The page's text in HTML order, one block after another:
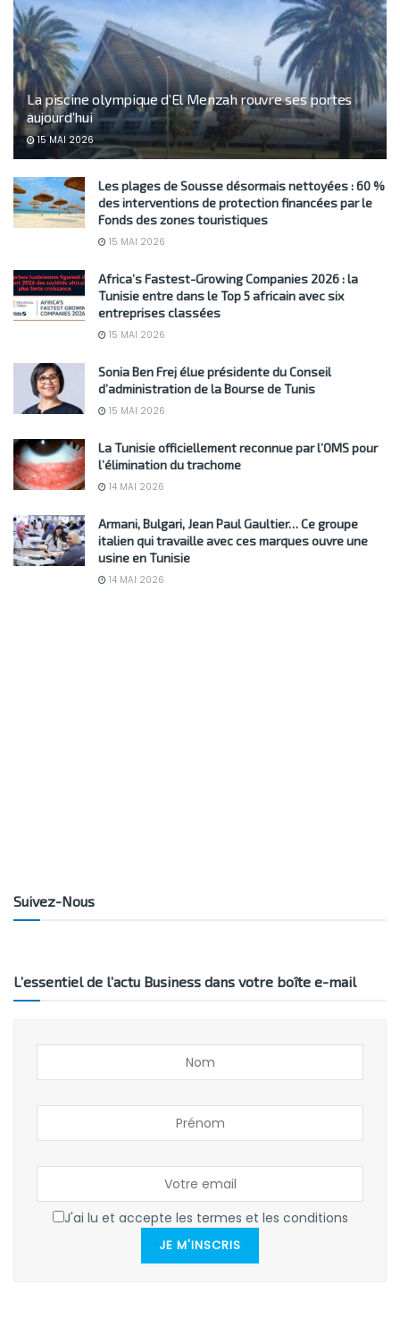
La piscine olympique d’El Menzah rouvre ses portes
aujourd’hui
15 MAI 2026
Les plages de Sousse désormais nettoyées : 60 %
des interventions de protection financées par le
Fonds des zones touristiques
15 MAI 2026
Africa’s Fastest-Growing Companies 2026 : la
Tunisie entre dans le Top 5 africain avec six
entreprises classées
15 MAI 2026
Sonia Ben Frej élue présidente du Conseil
d’administration de la Bourse de Tunis
15 MAI 2026
La Tunisie officiellement reconnue par l’OMS pour
l’élimination du trachome
14 MAI 2026
Armani, Bulgari, Jean Paul Gaultier… Ce groupe
italien qui travaille avec ces marques ouvre une
usine en Tunisie
14 MAI 2026
Suivez-Nous
L’essentiel de l’actu Business dans votre boîte e-mail
J'ai lu et accepte les termes et les conditions
JE M'INSCRIS